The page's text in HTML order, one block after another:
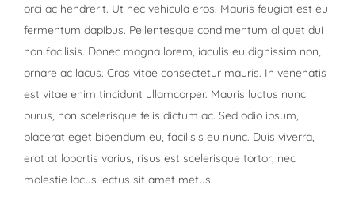
orci ac hendrerit. Ut nec vehicula eros. Mauris feugiat est eu
fermentum dapibus. Pellentesque condimentum aliquet dui
non facilisis. Donec magna lorem, iaculis eu dignissim non,
ornare ac lacus. Cras vitae consectetur mauris. In venenatis
est vitae enim tincidunt ullamcorper. Mauris luctus nunc
purus, non scelerisque felis dictum ac. Sed odio ipsum,
placerat eget bibendum eu, facilisis eu nunc. Duis viverra,
erat at lobortis varius, risus est scelerisque tortor, nec
molestie lacus lectus sit amet metus.